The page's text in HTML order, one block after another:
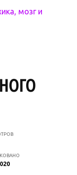
мозг и